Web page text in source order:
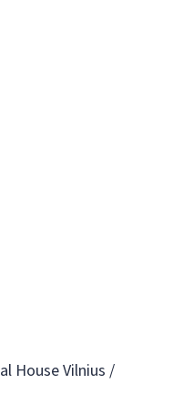
House Vilnius /